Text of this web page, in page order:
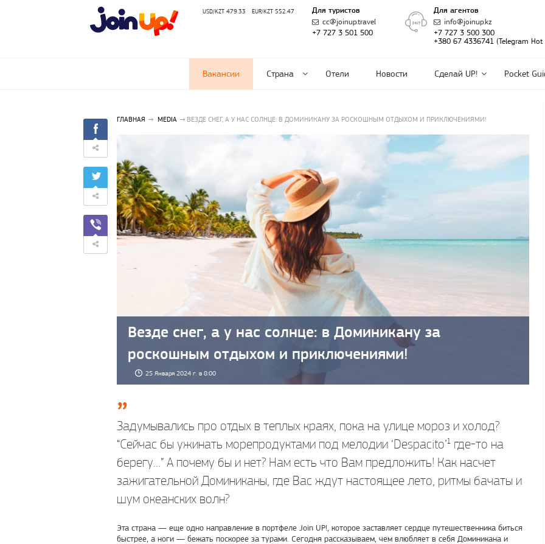
USD/KZT 479.33 EUR/KZT 552.47 Для туристов
cc@joinup.travel
+7 727 3 501 500
Для агентов
info@joinup.kz
+7 727 3 500 300
+380 67 4336741 (Telegram Hot
Вакансии Страна Отели Новости Сделай UP! Pocket
ГЛАВНАЯ MEDIA ВЕЗДЕ СНЕГ, А У НАС СОЛНЦЕ: В ДОМИНИКАНУ ЗА РОСКОШНЫМ ОТДЫХОМ И ПРИКЛЮЧЕНИЯМИ!
Везде снег, а у нас солнце: в Доминикану за
роскошным отдыхом и приключениями!
25 Января 2024 г. в 8:00
Задумывались про отдых в теплых краях, пока на улице мороз и холод?
“Сейчас бы ужинать морепродуктами под мелодии ‘Despacito’¹ где-то на
берегу…” А почему бы и нет? Нам есть что Вам предложить! Как насчет
зажигательной Доминиканы, где Вас ждут настоящее лето, ритмы бачаты и
шум океанских волн?
Эта страна — еще одно направление в портфеле Join UP!, которое заставляет сердце путешественника биться
быстрее, а ноги — бежать поскорее за турами. Сегодня рассказываем, чем влюбляет в себя Доминикана и